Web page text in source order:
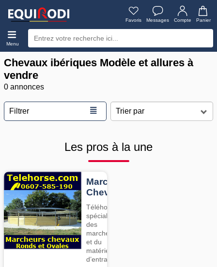
Favoris Messages Compte Panier
Menu
Chevaux ibériques Modèle et allures à
vendre
0 annonces
Filtrer ≣
Les pros à la une
Marcheurs
Chevaux
Téléhorse,
spécialiste
des
marcheurs
et du
matériel
d’entrainement